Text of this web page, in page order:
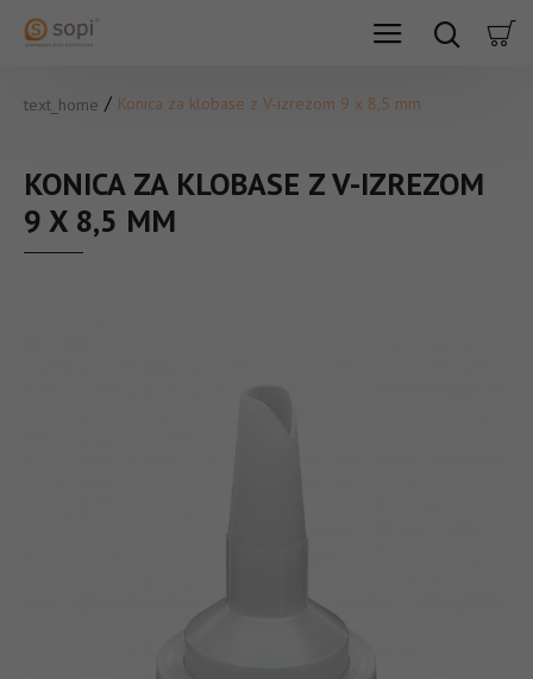
text_home Konica za klobase z V-izrezom 9 x 8,5 mm
KONICA ZA KLOBASE Z V-IZREZOM
9 X 8,5 MM